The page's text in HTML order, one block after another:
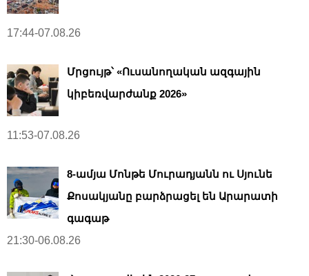
17:44-07.08.26
Մրցույթ՝ «Ուսանողական ազգային
կիբեռվարժանք 2026»
11:53-07.08.26
8-ամյա Մոնթե Մուրադյանն ու Սյունե
Քոսակյանը բարձրացել են Արարատի
գագաթ
21:30-06.08.26